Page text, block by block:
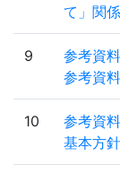
て」関係
9
参考資
参考資料
10
参考資
基本方針